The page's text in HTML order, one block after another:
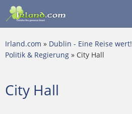
Irland.com » Dublin - Eine Reise wert!
Politik & Regierung » City Hall
City Hall